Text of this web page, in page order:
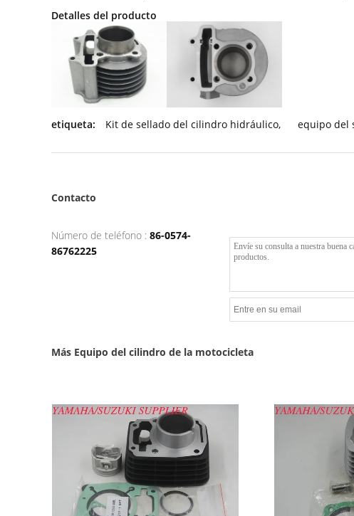
Detalles del producto
etiqueta: Kit de sellado del cilindro hidráulico, equipo del
Contacto
Número de teléfono : 86-0574-
86762225
Más Equipo del cilindro de la motocicleta